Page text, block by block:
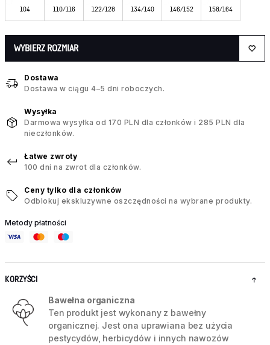
104 110/116 122/128 134/140 146/152 158/164
WYBIERZ ROZMIAR
Dostawa
Dostawa w ciągu 4–5 dni roboczych.
Wysyłka
Darmowa wysyłka od 170 PLN dla członków i 285 PLN dla
nieczłonków.
Łatwe zwroty
100 dni na zwrot dla członków.
Ceny tylko dla członków
Odblokuj ekskluzywne oszczędności na wybrane produkty.
Metody płatności
KORZYŚCI
Bawełna organiczna
Ten produkt jest wykonany z bawełny
organicznej. Jest ona uprawiana bez użycia
pestycydów, herbicydów i innych nawozów